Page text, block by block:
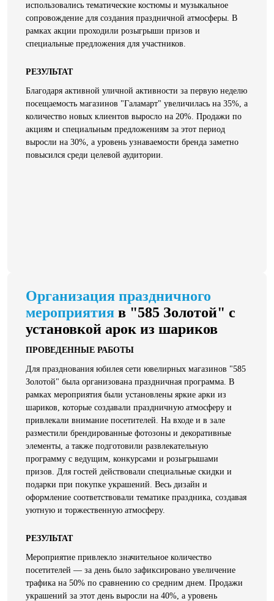
использовались тематические костюмы и музыкальное
сопровождение для создания праздничной атмосферы. В
рамках акции проходили розыгрыши призов и
специальные предложения для участников.
РЕЗУЛЬТАТ
Благодаря активной уличной активности за первую неделю
посещаемость магазинов "Галамарт" увеличилась на 35%, а
количество новых клиентов выросло на 20%. Продажи по
акциям и специальным предложениям за этот период
выросли на 30%, а уровень узнаваемости бренда заметно
повысился среди целевой аудитории.
Организация праздничного
мероприятия в "585 Золотой" с
установкой арок из шариков
ПРОВЕДЕННЫЕ РАБОТЫ
Для празднования юбилея сети ювелирных магазинов "585
Золотой" была организована праздничная программа. В
рамках мероприятия были установлены яркие арки из
шариков, которые создавали праздничную атмосферу и
привлекали внимание посетителей. На входе и в зале
разместили брендированные фотозоны и декоративные
элементы, а также подготовили развлекательную
программу с ведущим, конкурсами и розыгрышами
призов. Для гостей действовали специальные скидки и
подарки при покупке украшений. Весь дизайн и
оформление соответствовали тематике праздника, создавая
уютную и торжественную атмосферу.
РЕЗУЛЬТАТ
Мероприятие привлекло значительное количество
посетителей — за день было зафиксировано увеличение
трафика на 50% по сравнению со средним днем. Продажи
украшений за этот день выросли на 40%, а уровень